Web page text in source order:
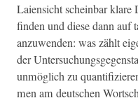
Laien­sicht schein­bar
find­en und diese dann auf
anzuwen­den: was zählt
der
unmöglich zu
men am deutschen